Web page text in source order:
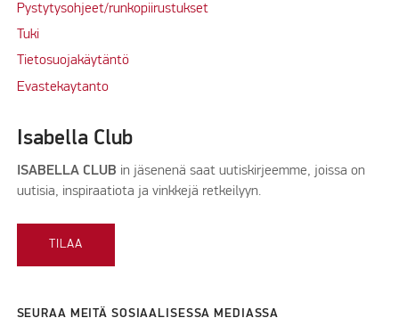
Pystytysohjeet/runkopiirustukset
Tuki
Tietosuojakäytäntö
Evastekaytanto
Isabella Club
ISABELLA CLUB in jäsenenä saat uutiskirjeemme, joissa on
uutisia, inspiraatiota ja vinkkejä retkeilyyn.
TILAA
SEURAA MEITÄ SOSIAALISESSA MEDIASSA